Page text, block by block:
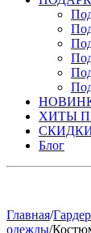
ХИТЫ
Блог
Главная/
одежды/